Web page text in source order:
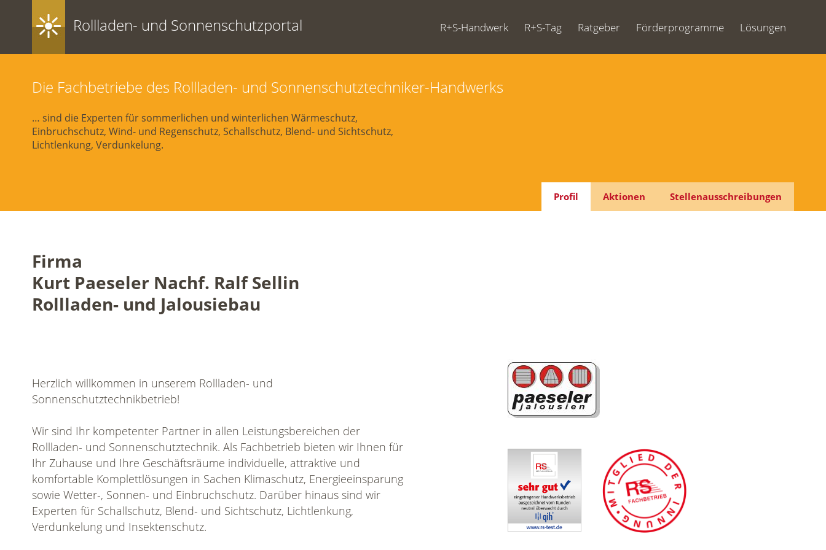
Rollladen- und Sonnenschutzportal R+S-Handwerk R+S-Tag Ratgeber Förderprogramme Lösungen
Die Fachbetriebe des Rollladen- und Sonnenschutztechniker-Handwerks
… sind die Experten für sommerlichen und winterlichen Wärmeschutz,
Einbruchschutz, Wind- und Regenschutz, Schallschutz, Blend- und Sichtschutz,
Lichtlenkung, Verdunkelung.
Profil Aktionen Stellenausschreibungen
Firma
Kurt Paeseler Nachf. Ralf Sellin
Rollladen- und Jalousiebau
Herzlich willkommen in unserem Rollladen- und
Sonnenschutztechnikbetrieb!
Wir sind Ihr kompetenter Partner in allen Leistungsbereichen der
Rollladen- und Sonnenschutztechnik. Als Fachbetrieb bieten wir Ihnen für
Ihr Zuhause und Ihre Geschäftsräume individuelle, attraktive und
komfortable Komplettlösungen in Sachen Klimaschutz, Energieeinsparung
sowie Wetter-, Sonnen- und Einbruchschutz. Darüber hinaus sind wir
Experten für Schallschutz, Blend- und Sichtschutz, Lichtlenkung,
Verdunkelung und Insektenschutz.